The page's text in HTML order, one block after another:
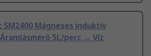
Mágneses induktív
5L/perc → Víz